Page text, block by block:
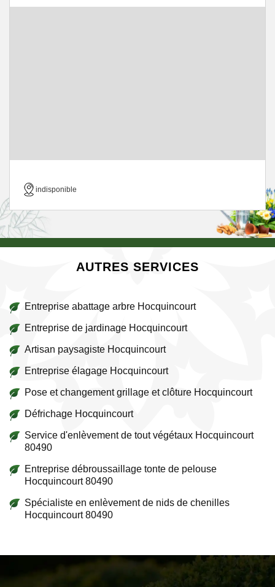
indisponible
AUTRES SERVICES
Entreprise abattage arbre Hocquincourt
Entreprise de jardinage Hocquincourt
Artisan paysagiste Hocquincourt
Entreprise élagage Hocquincourt
Pose et changement grillage et clôture Hocquincourt
Défrichage Hocquincourt
Service d'enlèvement de tout végétaux Hocquincourt
80490
Entreprise débroussaillage tonte de pelouse
Hocquincourt 80490
Spécialiste en enlèvement de nids de chenilles
Hocquincourt 80490